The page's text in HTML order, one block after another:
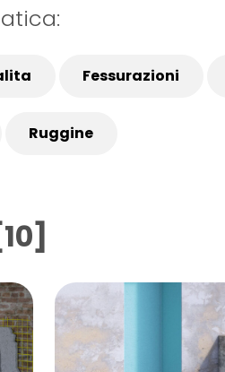
Fessurazioni
Ruggine